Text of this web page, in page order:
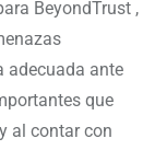
BeyondTrust ,
adecuada ante
que
al contar con